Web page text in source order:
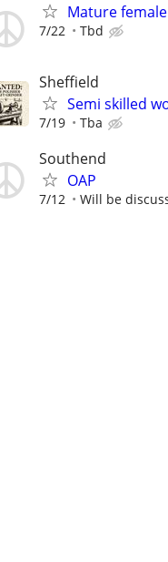
Mature
7/22 Tbd
Sheffield
Semi skilled
7/19 Tba
Southend
OAP
7/12 Will be